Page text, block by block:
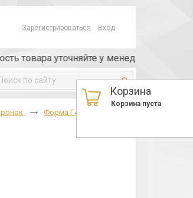
Зарегистрироваться Вход
уточняйте у менеджера или по
Корзина
Корзина пуста
Форма Г41